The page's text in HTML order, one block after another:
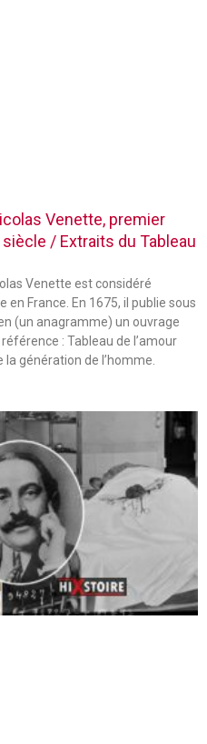
Venette, premier
/ Extraits du Tableau
Venette est considéré
France. En 1675, il publie sous
(un anagramme) un ouvrage
: Tableau de l’amour
la génération de l’homme.